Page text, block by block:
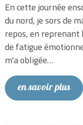
En cette journée
du nord, je sors de
repos, en reprenant
de fatigue
m'a obligée…
en savoir plus